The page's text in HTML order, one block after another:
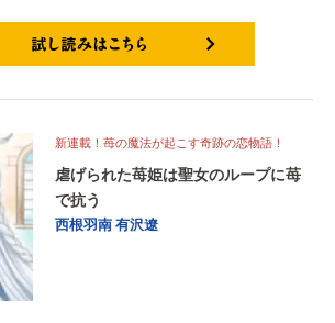
新連載！苺の魔法が起こす奇跡の恋物語！
虐げられた苺姫は聖女のループに苺
で抗う
西根羽南有沢遼